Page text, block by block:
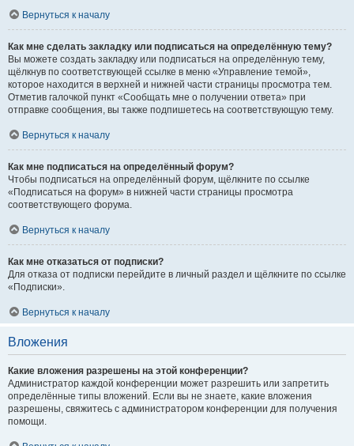
Вернуться к началу
Как мне сделать закладку или подписаться на определённую тему?
Вы можете создать закладку или подписаться на определённую тему,
щёлкнув по соответствующей ссылке в меню «Управление темой»,
которое находится в верхней и нижней части страницы просмотра тем.
Отметив галочкой пункт «Сообщать мне о получении ответа» при
отправке сообщения, вы также подпишетесь на соответствующую тему.
Вернуться к началу
Как мне подписаться на определённый форум?
Чтобы подписаться на определённый форум, щёлкните по ссылке
«Подписаться на форум» в нижней части страницы просмотра
соответствующего форума.
Вернуться к началу
Как мне отказаться от подписки?
Для отказа от подписки перейдите в личный раздел и щёлкните по ссылке
«Подписки».
Вернуться к началу
Вложения
Какие вложения разрешены на этой конференции?
Администратор каждой конференции может разрешить или запретить
определённые типы вложений. Если вы не знаете, какие вложения
разрешены, свяжитесь с администратором конференции для получения
помощи.